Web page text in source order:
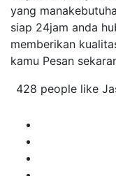
yang
siap 24jam anda
memberikan
kamu Pesan
428 people like